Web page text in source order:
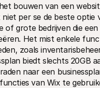
bouwen van een
niet per se de beste optie
of grote bedrijven die
Het mist enkele
zoals
biedt slechts 20GB
naar een
van Wix te